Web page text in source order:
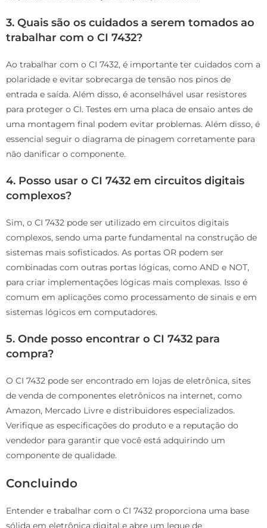
3. Quais são os cuidados a serem tomados ao
trabalhar com o CI 7432?
Ao trabalhar com o CI 7432, é importante ter cuidados com a
polaridade e evitar sobrecarga de tensão nos pinos de
entrada e saída. Além disso, é aconselhável usar resistores
para proteger o CI. Testes em uma placa de ensaio antes de
uma montagem final podem evitar problemas. Além disso, é
essencial seguir o diagrama de pinagem corretamente para
não danificar o componente.
4. Posso usar o CI 7432 em circuitos digitais
complexos?
Sim, o CI 7432 pode ser utilizado em circuitos digitais
complexos, sendo uma parte fundamental na construção de
sistemas mais sofisticados. As portas OR podem ser
combinadas com outras portas lógicas, como AND e NOT,
para criar implementações lógicas mais complexas. Isso é
comum em aplicações como processamento de sinais e em
sistemas lógicos em computadores.
5. Onde posso encontrar o CI 7432 para
compra?
O CI 7432 pode ser encontrado em lojas de eletrônica, sites
de venda de componentes eletrônicos na internet, como
Amazon, Mercado Livre e distribuidores especializados.
Verifique as especificações do produto e a reputação do
vendedor para garantir que você está adquirindo um
componente de qualidade.
Concluindo
Entender e trabalhar com o CI 7432 proporciona uma base
sólida em eletrônica digital e abre um leque de